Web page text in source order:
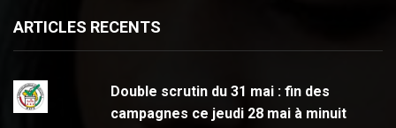
ARTICLES RECENTS
Double scrutin du 31 mai : fin des
campagnes ce jeudi 28 mai à minuit